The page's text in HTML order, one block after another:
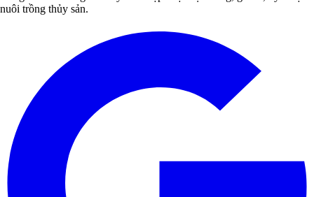
nuôi trồng thủy sản.